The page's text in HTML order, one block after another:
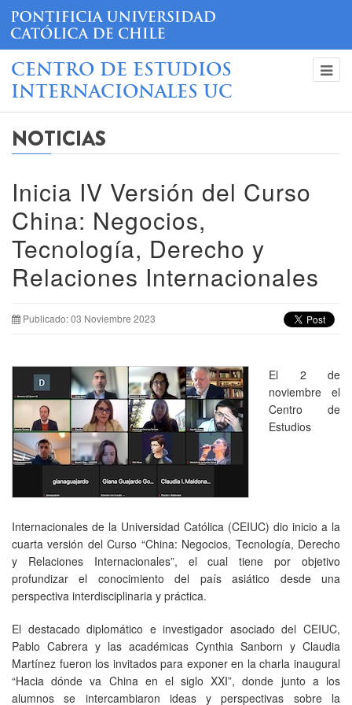
CENTRO DE ESTUDIOS
INTERNACIONALES UC
NOTICIAS
Inicia IV Versión del Curso
China: Negocios,
Tecnología, Derecho y
Relaciones Internacionales
Publicado: 03 Noviembre 2023
El 2 de
noviembre el
Centro de
Estudios
Internacionales de la Universidad Católica (CEIUC) dio inicio a la
cuarta versión del Curso “China: Negocios, Tecnología, Derecho
y Relaciones Internacionales”, el cual tiene por objetivo
profundizar el conocimiento del país asiático desde una
perspectiva interdisciplinaria y práctica.
El destacado diplomático e investigador asociado del CEIUC,
Pablo Cabrera y las académicas Cynthia Sanborn y Claudia
Martínez fueron los invitados para exponer en la charla inaugural
“Hacia dónde va China en el siglo XXI”, donde junto a los
alumnos se intercambiaron ideas y perspectivas sobre la